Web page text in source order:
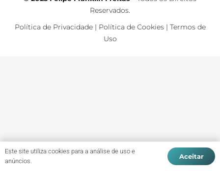
Reservados.
Política de Privacidade| Política de Cookies| Termos de
Uso
Este site utiliza cookies para a análise de uso e
anúncios.
Aceitar